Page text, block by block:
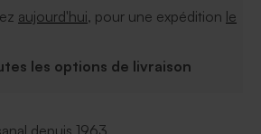
aujourd'hui, pour une expédition le
les options de livraison